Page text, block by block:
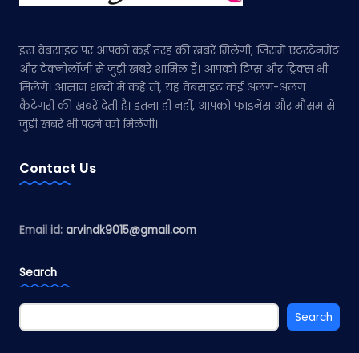
इस वेबसाइट पर आपको कई तरह की खबरें मिलेंगी, जिसमें एंटरटेनमेंट
और टेक्नोलॉजी से जुड़ी खबरें शामिल हैं। आपको टिप्स और ट्रिक्स भी
मिलेंगे। आसान शब्दों में कहें तो, यह वेबसाइट कई अलग-अलग
कैटेगरी की खबरें देती है। इतना ही नहीं, आपको फाइनेंस और मौसम से
जुड़ी खबरें भी पढ़ने को मिलेंगी।
Contact Us
Email id: arvindk9015@gmail.com
Search
Search